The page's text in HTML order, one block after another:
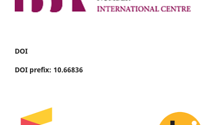
DOI
DOI prefix: 10.66836